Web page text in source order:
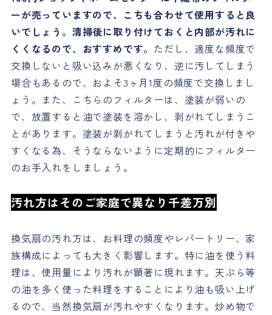
ーが売っていますので、こちも合わせて使用すると良
いでしょう。清掃後に取り付けておくと内部が汚れに
くくなるので、おすすめです。 ただし、適度な頻度で
交換しないと吸い込みが悪くなり、逆に汚してしまう
場合もあるので、およそ3ヶ月1度の頻度で交換しまし
ょう。また、こちらのフィルターは、塗装が弱いの
で、放置すると油で塗装を溶かし、剥がれてしまうこ
とがあります。塗装が剥がれてしまうと汚れが付きや
すくなる為、そうならないように定期的にフィルター
のお手入れをしましょう。
汚れ方はそのご家庭で異なり千差万別
換気扇の汚れ方は、お料理の頻度やレパートリー、家
族構成によっても大きく影響します。特に油を使う料
理は、使用量により汚れが顕著に現れます。天ぷら等
の油を多く使った料理をすることにより油も吸い上げ
るので、当然換気扇が汚れやすくなります。炒め物で